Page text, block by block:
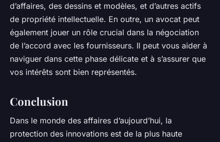
d’affaires, des dessins et modèles, et d’autres actifs
de propriété intellectuelle. En outre, un avocat peut
également jouer un rôle crucial dans la négociation
de l’accord avec les fournisseurs. Il peut vous aider à
naviguer dans cette phase délicate et à s’assurer que
vos intérêts sont bien représentés.
Conclusion
Dans le monde des affaires d’aujourd’hui, la
protection des innovations est de la plus haute